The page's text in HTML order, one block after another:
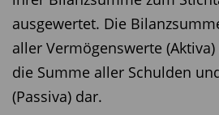
ausgewertet. Die
aller Vermögenswerte
die Summe aller Schulden
(Passiva) dar.